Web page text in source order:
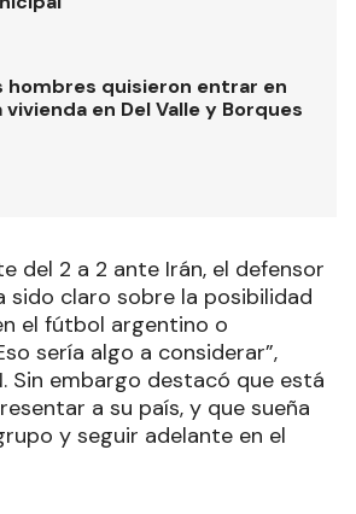
hombres quisieron entrar en
vivienda en Del Valle y Borques
del 2 a 2 ante Irán, el defensor
sido claro sobre la posibilidad
el fútbol argentino o
sería algo a considerar”,
Sin embargo destacó que está
a su país, y que sueña
y seguir adelante en el